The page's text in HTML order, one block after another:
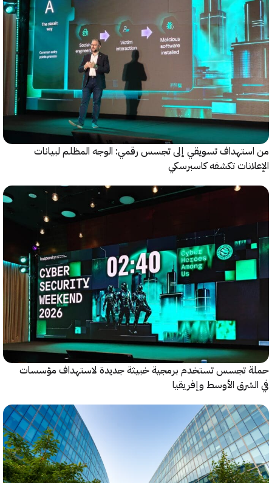
تسويقي إلى تجسس رقمي: الوجه المظلم لبيانات
تكشفه كاسبرسكي
تجسس تستخدم برمجية خبيثة جديدة لاستهداف مؤسسات
الأوسط وإفريقيا